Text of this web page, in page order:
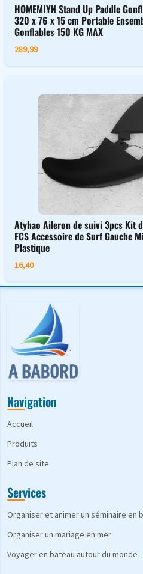
HOMEMIYN Stand Up Paddle
320 x 76 x 15 cm Portable
Gonflables 150 KG MAX
289,99
Atyhao Aileron de suivi 3pcs Kit
FCS Accessoire de Surf Gauche
Plastique
16,40
Navigation
Accueil
Produits
Plan de site
Services
Organiser et animer un séminaire en
Organiser un mariage en mer
Voyager en bateau autour du monde